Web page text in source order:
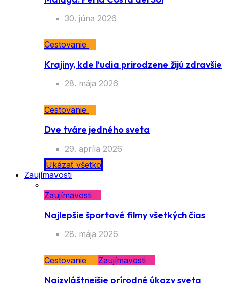
30. júna 2026
Cestovanie
Krajiny, kde ľudia prirodzene žijú zdravšie
28. mája 2026
Cestovanie
Dve tváre jedného sveta
29. apríla 2026
Ukázať všetko
Zaujímavosti
Zaujímavosti
Najlepšie športové filmy všetkých čias
28. mája 2026
Cestovanie Zaujímavosti
Najzvláštnejšie prírodné úkazy sveta